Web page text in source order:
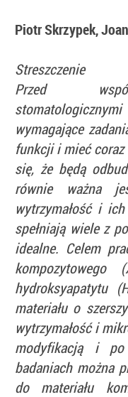
Piotr Skrzypek,
Streszczenie
Przed
wymagające
funkcji i mieć
się, że będą
równie ważna
wytrzymałość i
spełniają wiele z
idealne. Celem
hydroksyapatytu
materiału o
wytrzymałość i
modyfikacją i po
badaniach można
do materiału